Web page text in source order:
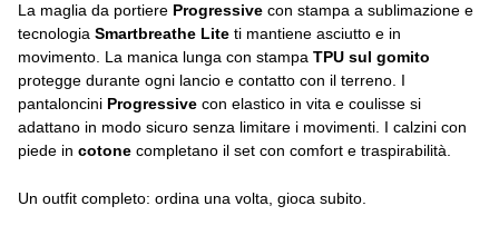
La maglia da portiere Progressive con stampa a sublimazione e
tecnologia Smartbreathe Lite ti mantiene asciutto e in
movimento. La manica lunga con stampa TPU sul gomito
protegge durante ogni lancio e contatto con il terreno. I
pantaloncini Progressive con elastico in vita e coulisse si
adattano in modo sicuro senza limitare i movimenti. I calzini con
piede in cotone completano il set con comfort e traspirabilità.
Un outfit completo: ordina una volta, gioca subito.